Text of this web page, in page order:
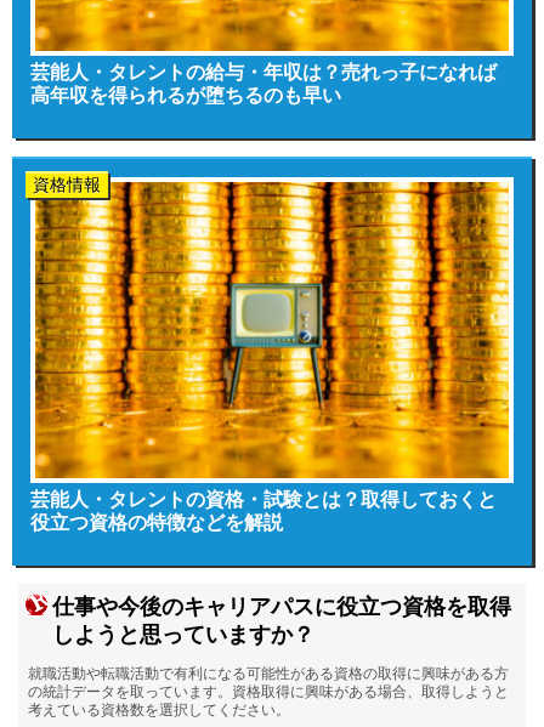
芸能人・タレントの給与・年収は？売れっ子になれば
高年収を得られるが堕ちるのも早い
資格情報
芸能人・タレントの資格・試験とは？取得しておくと
役立つ資格の特徴などを解説
仕事や今後のキャリアパスに役立つ資格を取得
しようと思っていますか？
就職活動や転職活動で有利になる可能性がある資格の取得に興味がある方
の統計データを取っています。資格取得に興味がある場合、取得しようと
考えている資格数を選択してください。